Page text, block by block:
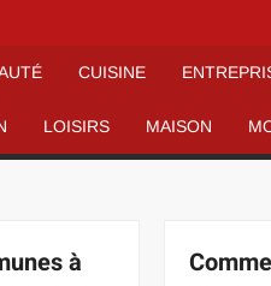
CUISINE
LOISIRS MAISON
à